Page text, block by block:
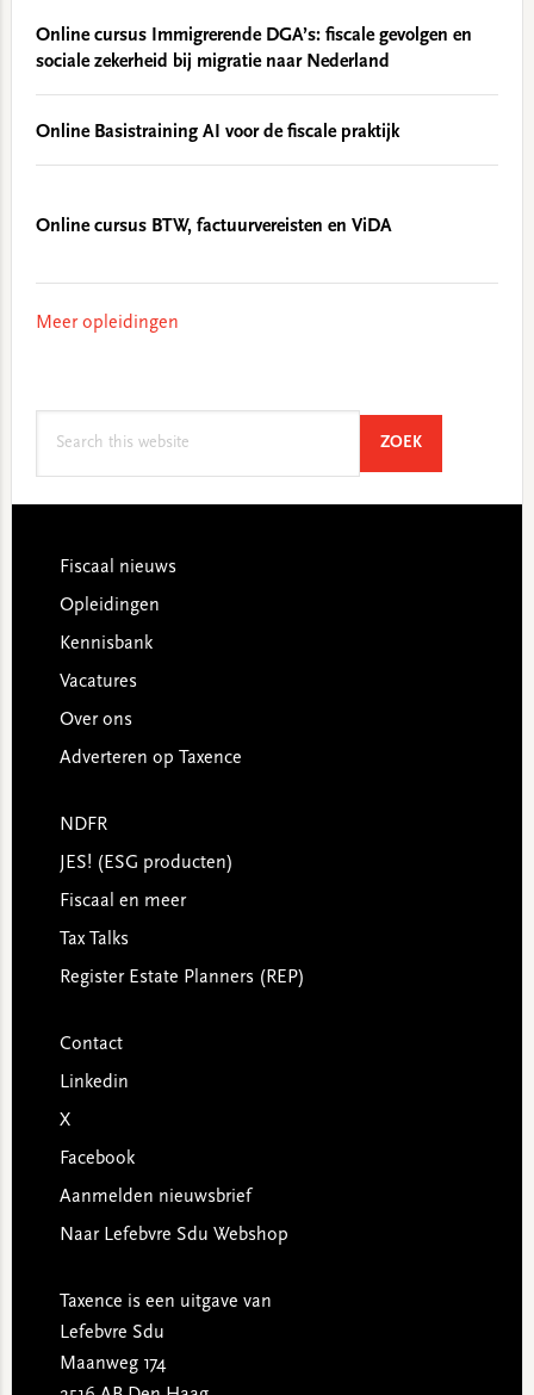
Online cursus Immigrerende DGA’s: fiscale gevolgen en
sociale zekerheid bij migratie naar Nederland
Online Basistraining AI voor de fiscale praktijk
Online cursus BTW, factuurvereisten en ViDA
Meer opleidingen
ZOEKSEARCH
Footer
Fiscaal nieuws
Opleidingen
Kennisbank
Vacatures
Over ons
Adverteren op Taxence
NDFR
JES! (ESG producten)
Fiscaal en meer
Tax Talks
Register Estate Planners (REP)
Contact
Linkedin
X
Facebook
Aanmelden nieuwsbrief
Naar Lefebvre Sdu Webshop
Taxence is een uitgave van
Lefebvre Sdu
Maanweg 174